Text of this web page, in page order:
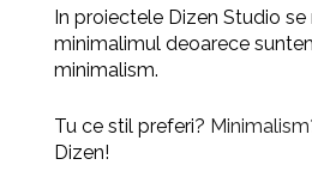
In proiectele Dizen Studio se
minimalimul deoarece
minimalism.
Tu ce stil preferi? Minimalism
Dizen!